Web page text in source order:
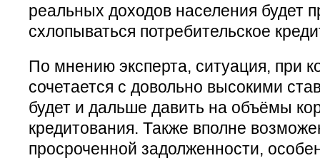
реальных доходов населения будет
схлопываться потребительское
По мнению эксперта, ситуация, при
сочетается с довольно высокими
будет и дальше давить на объёмы
кредитования. Также вполне
просроченной задолженности,